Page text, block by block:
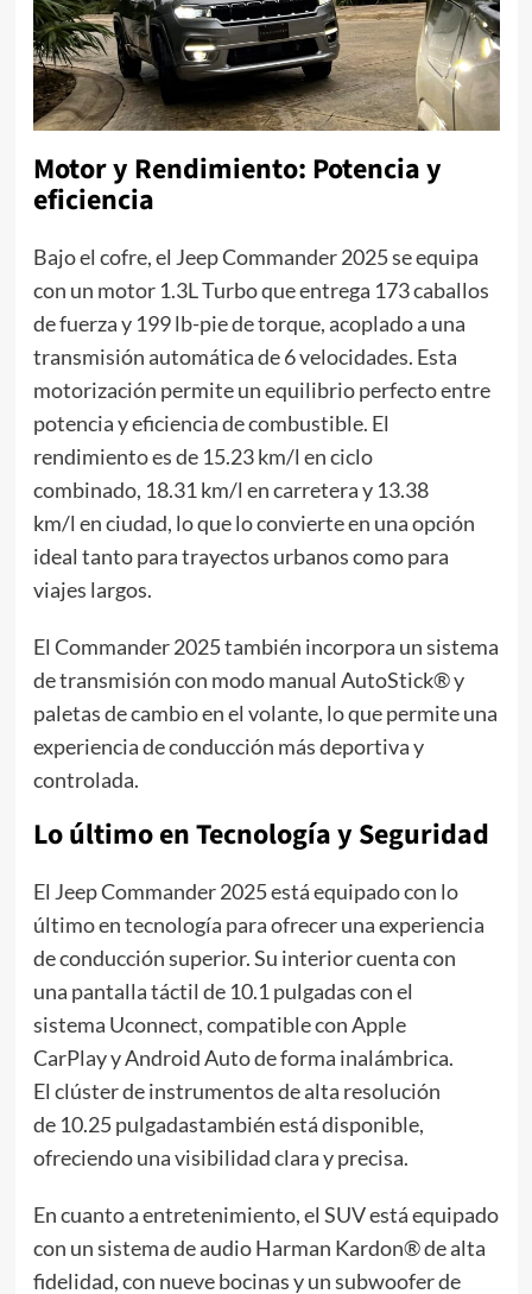
Motor y Rendimiento: Potencia y
eficiencia
Bajo el cofre, el Jeep Commander 2025 se equipa
con un motor 1.3L Turbo que entrega 173 caballos
de fuerza y 199 lb-pie de torque, acoplado a una
transmisión automática de 6 velocidades. Esta
motorización permite un equilibrio perfecto entre
potencia y eficiencia de combustible. El
rendimiento es de 15.23 km/l en ciclo
combinado, 18.31 km/l en carretera y 13.38
km/l en ciudad, lo que lo convierte en una opción
ideal tanto para trayectos urbanos como para
viajes largos.
El Commander 2025 también incorpora un sistema
de transmisión con modo manual AutoStick® y
paletas de cambio en el volante, lo que permite una
experiencia de conducción más deportiva y
controlada.
Lo último en Tecnología y Seguridad
El Jeep Commander 2025 está equipado con lo
último en tecnología para ofrecer una experiencia
de conducción superior. Su interior cuenta con
una pantalla táctil de 10.1 pulgadas con el
sistema Uconnect, compatible con Apple
CarPlay y Android Auto de forma inalámbrica.
El clúster de instrumentos de alta resolución
de 10.25 pulgadastambién está disponible,
ofreciendo una visibilidad clara y precisa.
En cuanto a entretenimiento, el SUV está equipado
con un sistema de audio Harman Kardon® de alta
fidelidad, con nueve bocinas y un subwoofer de